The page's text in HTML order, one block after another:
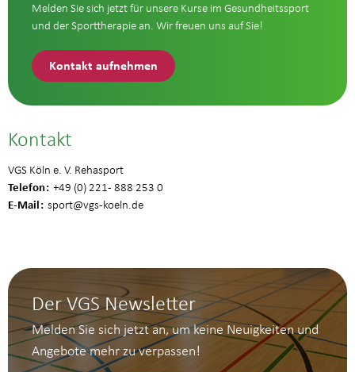
Melden Sie sich jetzt für unsere Kurse im Gesundheitssport
und der Sporttherapie an. Wir freuen uns auf Sie!
Kontakt aufnehmen
Kontakt
VGS Köln e. V. Rehasport
Telefon +49 (0) 221 - 888 253 0
E-Mail sport@vgs-koeln.de
Der VGS Newsletter
Melden Sie sich jetzt an, um keine Neuigkeiten und
Angebote mehr zu verpassen!